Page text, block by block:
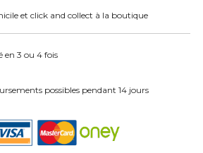
et click and collect à la boutique
en 3 ou 4 fois
possibles pendant 14 jours